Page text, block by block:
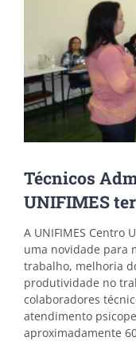
Técnicos
UNIFIMES
A UNIFIMES Centro
uma novidade para
trabalho, melhoria
produtividade no
colaboradores
atendimento
aproximadamente